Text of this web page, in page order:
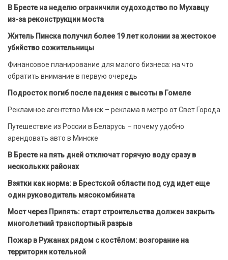
В Бресте на неделю ограничили судоходство по Мухавцу
из-за реконструкции моста
Житель Пинска получил более 19 лет колонии за жестокое
убийство сожительницы
Финансовое планирование для малого бизнеса: на что
обратить внимание в первую очередь
Подросток погиб после падения с высоты в Гомеле
Рекламное агентство Минск – реклама в метро от Свет Города
Путешествие из России в Беларусь – почему удобно
арендовать авто в Минске
В Бресте на пять дней отключат горячую воду сразу в
нескольких районах
Взятки как норма: в Брестской области под суд идет еще
один руководитель мясокомбината
Мост через Припять: старт строительства должен закрыть
многолетний транспортный разрыв
Пожар в Ружанах рядом с костёлом: возгорание на
территории котельной